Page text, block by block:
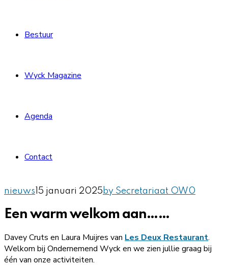
Bestuur
Wyck Magazine
Agenda
Contact
nieuws 15 januari 2025 by Secretariaat OW0
Een warm welkom aan……
Davey Cruts en Laura Muijres van Les Deux Restaurant.
Welkom bij Ondernemend Wyck en we zien jullie graag bij
één van onze activiteiten.